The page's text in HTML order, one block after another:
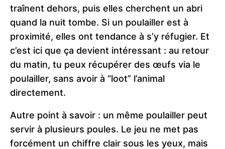
traînent dehors, puis elles cherchent un abri
quand la nuit tombe. Si un poulailler est à
proximité, elles ont tendance à s’y réfugier. Et
c’est ici que ça devient intéressant : au retour
du matin, tu peux récupérer des œufs via le
poulailler, sans avoir à “loot” l’animal
directement.
Autre point à savoir : un même poulailler peut
servir à plusieurs poules. Le jeu ne met pas
forcément un chiffre clair sous les yeux, mais